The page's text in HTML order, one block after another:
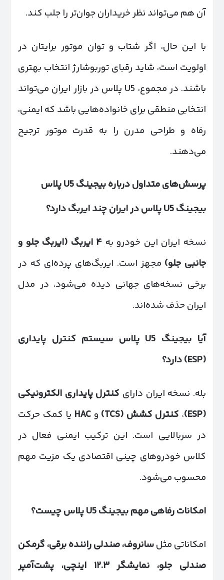
آن هم می‌تواند نظر خریداران جوان‌تر را جلب کند.
با این حال، اگر شتاب و توان موتور برایتان در
اولویت است، شاید رقبای توربوشارژ انتخاب بهتری
باشند. در مجموع، U5 پلاس در بازار ایران می‌تواند
انتخابی منطقی برای خانواده‌هایی باشد که ایمنی،
رفاه و طراحی مدرن را به قدرت موتور ترجیح
می‌دهند.
پرسش‌های متداول درباره بیجینگ
پلاس
بیجینگ
پلاس در ایران چند ایربگ دارد؟
نسخه ایران این خودرو به ۴ ایربگ (ایربگ جلو و
جانبی جلو) مجهز است. ایربگ‌های پرده‌ای که در
برخی نسخه‌های جهانی دیده می‌شود، در مدل
ایران حذف شده‌اند.
آیا بیجینگ
پلاس سیستم کنترل پایداری
(ESP)
دارد؟
بله. نسخه ایران دارای کنترل پایداری الکترونیکی
(ESP)
، کنترل کشش (TCS) وHAC یا کمک حرکت
در سربالایی است. این ترکیب ایمنی فعال در
کلاس خودروهای چینی اقتصادی یک مزیت مهم
محسوب می‌شود.
امکانات رفاهی مهم بیجینگ پلاس چیست؟
امکاناتی مثلسانروف، صندلی راننده برقی، گرمکن
صندلی جلو، نمایشگر۱۲.۳ اینچی، پشت‌آمپر